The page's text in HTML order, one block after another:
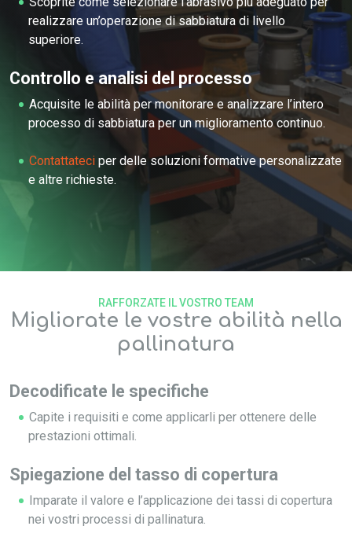
realizzare un’operazione di sabbiatura di livello
superiore.
Controllo e analisi del processo
Acquisite le abilità per monitorare e analizzare l’intero
processo di sabbiatura per un miglioramento continuo.
Contattateci per delle soluzioni formative personalizzate
e altre richieste.
Migliorate le vostre abilità nella
pallinatura
RAFFORZATE IL VOSTRO TEAM
Decodificate le specifiche
Capite i requisiti e come applicarli per ottenere delle
prestazioni ottimali.
Spiegazione del tasso di copertura
Imparate il valore e l’applicazione dei tassi di copertura
nei vostri processi di pallinatura.